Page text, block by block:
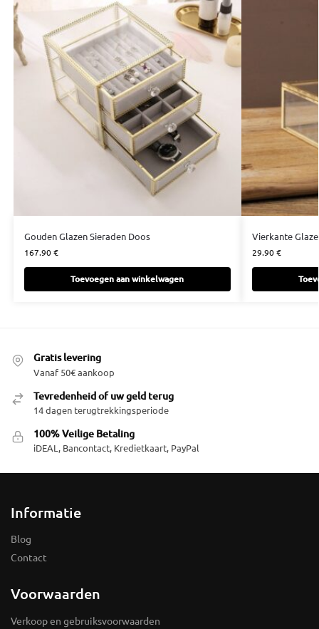
Gouden Glazen Sieraden Doos
167.90€
Toevoegen aan winkelwagen
Vierkante
29.90€
Gratis levering
Vanaf 50€ aankoop
Tevredenheid of uw geld terug
14 dagen terugtrekkingsperiode
100% Veilige Betaling
iDEAL, Bancontact, Kredietkaart, PayPal
Informatie
Blog
Contact
Voorwaarden
Verkoop en gebruiksvoorwaarden